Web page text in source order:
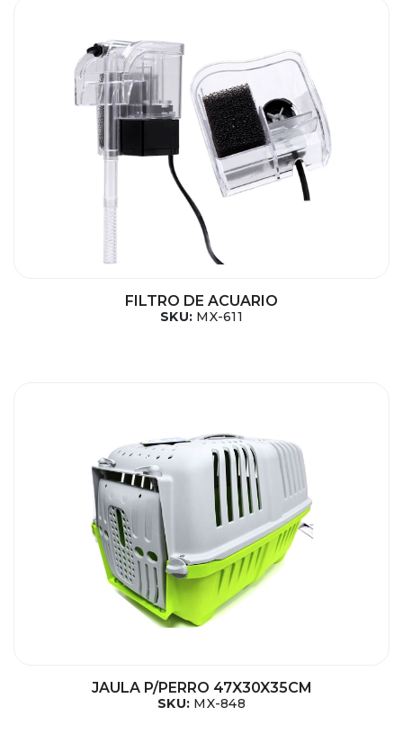
FILTRO DE ACUARIO
SKU: MX-611
JAULA P/PERRO 47X30X35CM
SKU: MX-848